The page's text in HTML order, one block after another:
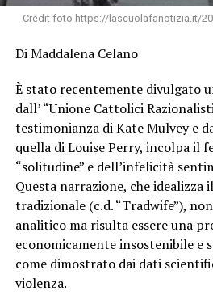
Credit foto https://lascuolafanotizia.it/
Di Maddalena Celano
È stato recentemente divulgato
dall’ “Unione Cattolici
testimonianza di Kate Mulvey e
quella di Louise Perry, incolpa il
“solitudine” e dell’infelicità
Questa narrazione, che idealizza
tradizionale (c.d. “Tradwife”),
analitico ma risulta essere una
economicamente insostenibile e
come dimostrato dai dati
violenza.